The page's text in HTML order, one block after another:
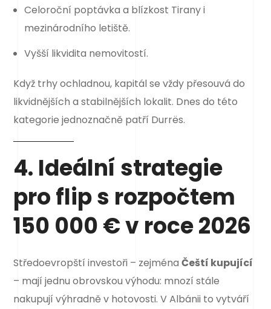
Celoroční poptávka a blízkost Tirany i
mezinárodního letiště.
Vyšší likvidita nemovitostí.
Když trhy ochladnou, kapitál se vždy přesouvá do
likvidnějších a stabilnějších lokalit. Dnes do této
kategorie jednoznačně patří Durrës.
4. Ideální strategie
pro flip s rozpočtem
150 000 € v roce 2026
Středoevropští investoři – zejménaČeští kupující
– mají jednu obrovskou výhodu: mnozí stále
nakupují výhradně v hotovosti. V Albánii to vytváří